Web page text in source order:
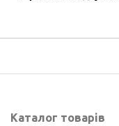
Каталог товарів